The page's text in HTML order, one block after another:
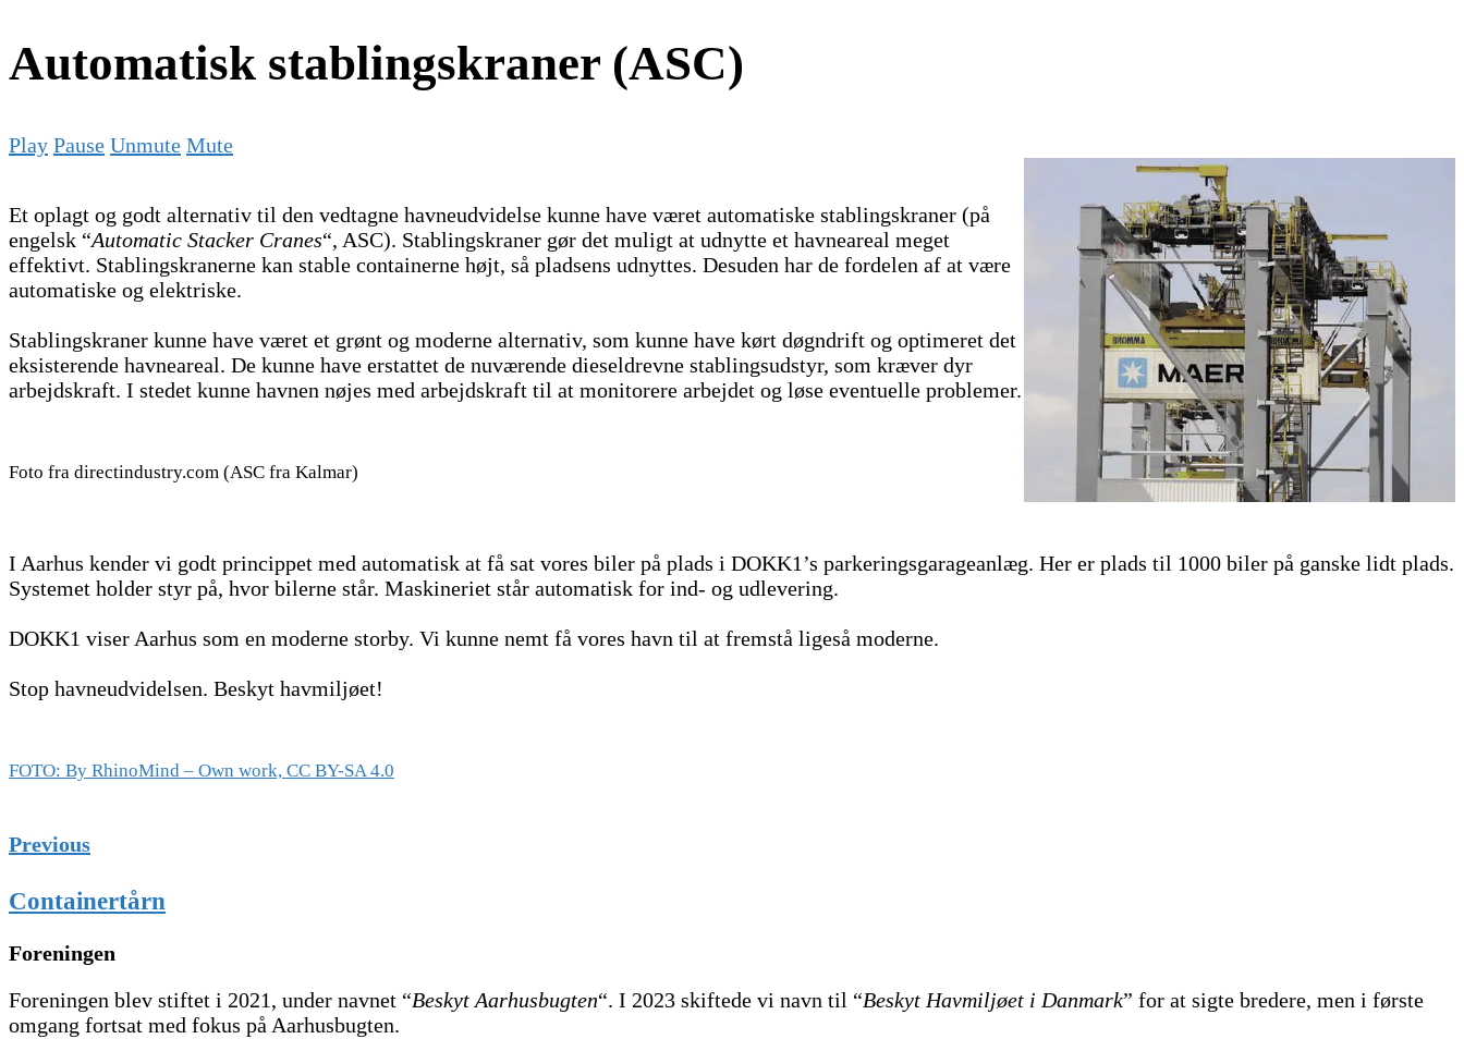
Automatisk stablingskraner (ASC)
Play Pause Unmute Mute
Et oplagt og godt alternativ til den vedtagne havneudvidelse kunne have været automatiske stablingskraner (på
engelsk “Automatic Stacker Cranes“, ASC). Stablingskraner gør det muligt at udnytte et havneareal meget
effektivt. Stablingskranerne kan stable containerne højt, så pladsens udnyttes. Desuden har de fordelen af at være
automatiske og elektriske.
Stablingskraner kunne have været et grønt og moderne alternativ, som kunne have kørt døgndrift og optimeret det
eksisterende havneareal. De kunne have erstattet de nuværende dieseldrevne stablingsudstyr, som kræver dyr
arbejdskraft. I stedet kunne havnen nøjes med arbejdskraft til at monitorere arbejdet og løse eventuelle problemer.
Foto fra directindustry.com (ASC fra Kalmar)
I Aarhus kender vi godt princippet med automatisk at få sat vores biler på plads i DOKK1’s parkeringsgarageanlæg. Her er plads til 1000 biler på ganske lidt plads.
Systemet holder styr på, hvor bilerne står. Maskineriet står automatisk for ind- og udlevering.
DOKK1 viser Aarhus som en moderne storby. Vi kunne nemt få vores havn til at fremstå ligeså moderne.
Stop havneudvidelsen. Beskyt havmiljøet!
FOTO: By RhinoMind – Own work, CC BY-SA 4.0
Previous
Containertårn
Foreningen
Foreningen blev stiftet i 2021, under navnet “Beskyt Aarhusbugten“. I 2023 skiftede vi navn til “Beskyt Havmiljøet i Danmark” for at sigte bredere, men i første
omgang fortsat med fokus på Aarhusbugten.